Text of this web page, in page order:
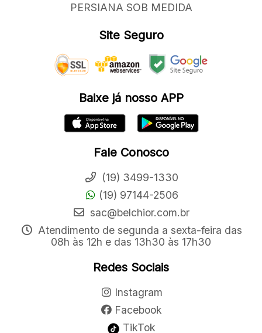
PERSIANA SOB MEDIDA
Site Seguro
Baixe já nosso APP
Fale Conosco
(19) 3499-1330
(19) 97144-2506
sac@belchior.com.br
Atendimento de segunda a sexta-feira das
08h às 12h e das 13h30 às 17h30
Redes Sociais
Instagram
Facebook
TikTok